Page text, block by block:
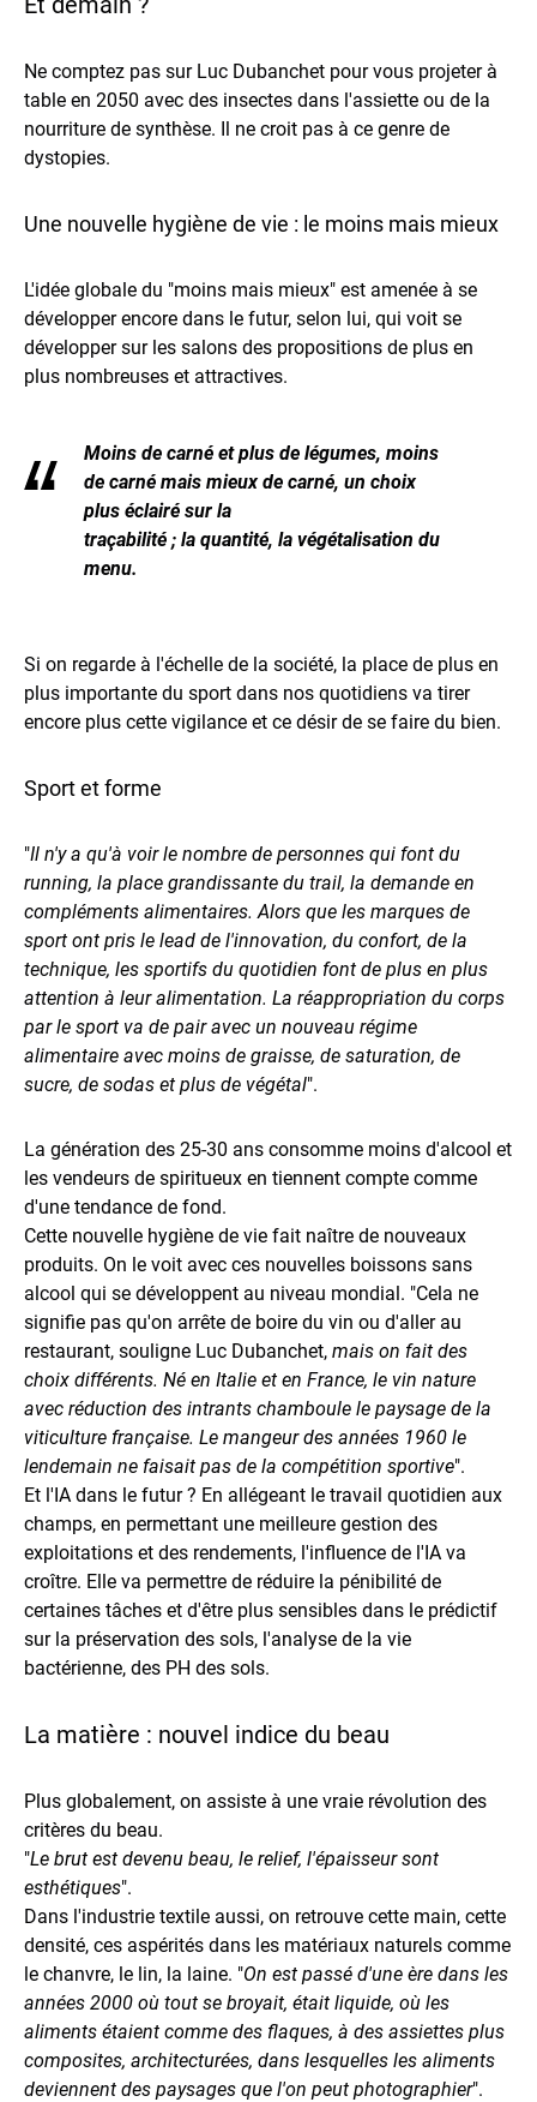
Ne comptez pas sur Luc Dubanchet pour vous projeter à
table en 2050 avec des insectes dans l'assiette ou de la
nourriture de synthèse. Il ne croit pas à ce genre de
dystopies.
Une nouvelle hygiène de vie : le moins mais mieux
L'idée globale du "moins mais mieux" est amenée à se
développer encore dans le futur, selon lui, qui voit se
développer sur les salons des propositions de plus en
plus nombreuses et attractives.
Moins de carné et plus de légumes, moins
de carné mais mieux de carné, un choix
plus éclairé sur la
traçabilité ; la quantité, la végétalisation du
menu.
Si on regarde à l'échelle de la société, la place de plus en
plus importante du sport dans nos quotidiens va tirer
encore plus cette vigilance et ce désir de se faire du bien.
Sport et forme
"Il n'y a qu'à voir le nombre de personnes qui font du
running, la place grandissante du trail, la demande en
compléments alimentaires. Alors que les marques de
sport ont pris le lead de l'innovation, du confort, de la
technique, les sportifs du quotidien font de plus en plus
attention à leur alimentation. La réappropriation du corps
par le sport va de pair avec un nouveau régime
alimentaire avec moins de graisse, de saturation, de
sucre, de sodas et plus de végétal".
La génération des 25-30 ans consomme moins d'alcool et
les vendeurs de spiritueux en tiennent compte comme
d'une tendance de fond.
Cette nouvelle hygiène de vie fait naître de nouveaux
produits. On le voit avec ces nouvelles boissons sans
alcool qui se développent au niveau mondial. "Cela ne
signifie pas qu'on arrête de boire du vin ou d'aller au
restaurant, souligne Luc Dubanchet, mais on fait des
choix différents. Né en Italie et en France, le vin nature
avec réduction des intrants chamboule le paysage de la
viticulture française. Le mangeur des années 1960 le
lendemain ne faisait pas de la compétition sportive".
Et l'IA dans le futur ? En allégeant le travail quotidien aux
champs, en permettant une meilleure gestion des
exploitations et des rendements, l'influence de l'IA va
croître. Elle va permettre de réduire la pénibilité de
certaines tâches et d'être plus sensibles dans le prédictif
sur la préservation des sols, l'analyse de la vie
bactérienne, des PH des sols.
La matière : nouvel indice du beau
Plus globalement, on assiste à une vraie révolution des
critères du beau.
"Le brut est devenu beau, le relief, l'épaisseur sont
esthétiques".
Dans l'industrie textile aussi, on retrouve cette main, cette
densité, ces aspérités dans les matériaux naturels comme
le chanvre, le lin, la laine. "On est passé d'une ère dans les
années 2000 où tout se broyait, était liquide, où les
aliments étaient comme des flaques, à des assiettes plus
composites, architecturées, dans lesquelles les aliments
deviennent des paysages que l'on peut photographier".